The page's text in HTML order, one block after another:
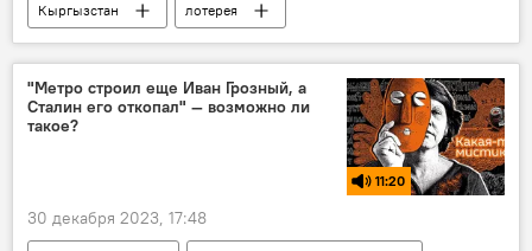
Кыргызстан
лотерея
электромобиль
приз
Государственная налоговая служба
Чек
путевка
Дубай
"Метро строил еще Иван Грозный, а
Сталин его откопал" — возможно ли
такое?
11:20
30 декабря 2023, 17:48